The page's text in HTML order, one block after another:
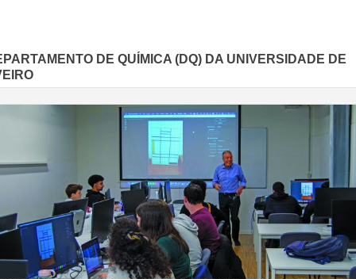
DE QUÍMICA (DQ) DA UNIVERSIDADE DE